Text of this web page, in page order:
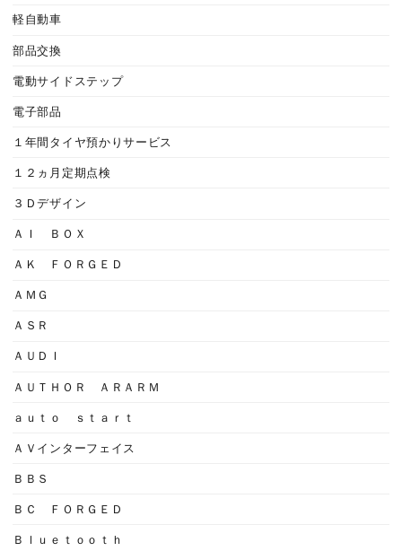
軽自動車
部品交換
電動サイドステップ
電子部品
１年間タイヤ預かりサービス
１２ヵ月定期点検
３Ｄデザイン
ＡＩ ＢＯＸ
ＡＫ ＦＯＲＧＥＤ
ＡＭＧ
ＡＳＲ
ＡＵＤＩ
ＡＵＴＨＯＲ ＡＲＡＲＭ
ａｕｔｏ ｓｔａｒｔ
ＡＶインターフェイス
ＢＢＳ
ＢＣ ＦＯＲＧＥＤ
Ｂｌｕｅｔｏｏｔｈ